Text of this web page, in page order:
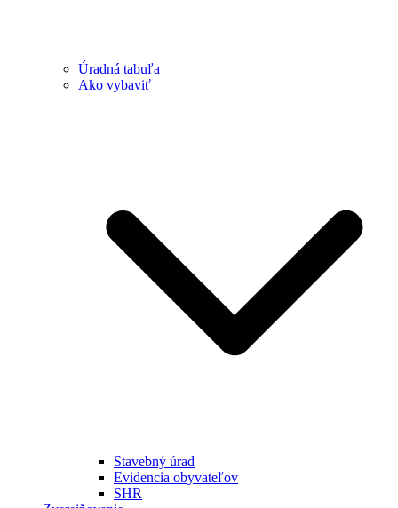
Úradná tabuľa
Ako vybaviť
Stavebný úrad
Evidencia obyvateľov
SHR